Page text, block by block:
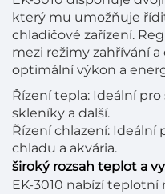
který mu umožňuje
chladičové zařízení.
mezi režimy zahřívání
optimální výkon a
Řízení tepla: Ideální
skleníky a další.
Řízení chlazení: Ideální
chladu a akvária.
široký rozsah teplot a
EK-3010 nabízí teplotní